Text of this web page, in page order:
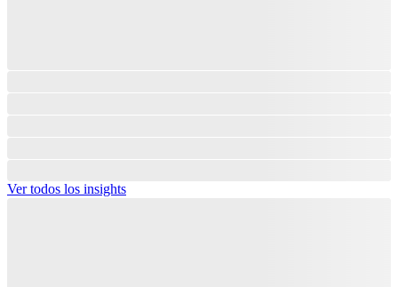
Ver todos los insights